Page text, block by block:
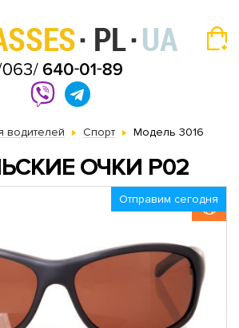
водителей Спорт Модель 3016
ОЧКИ P02
Отправим сегодня